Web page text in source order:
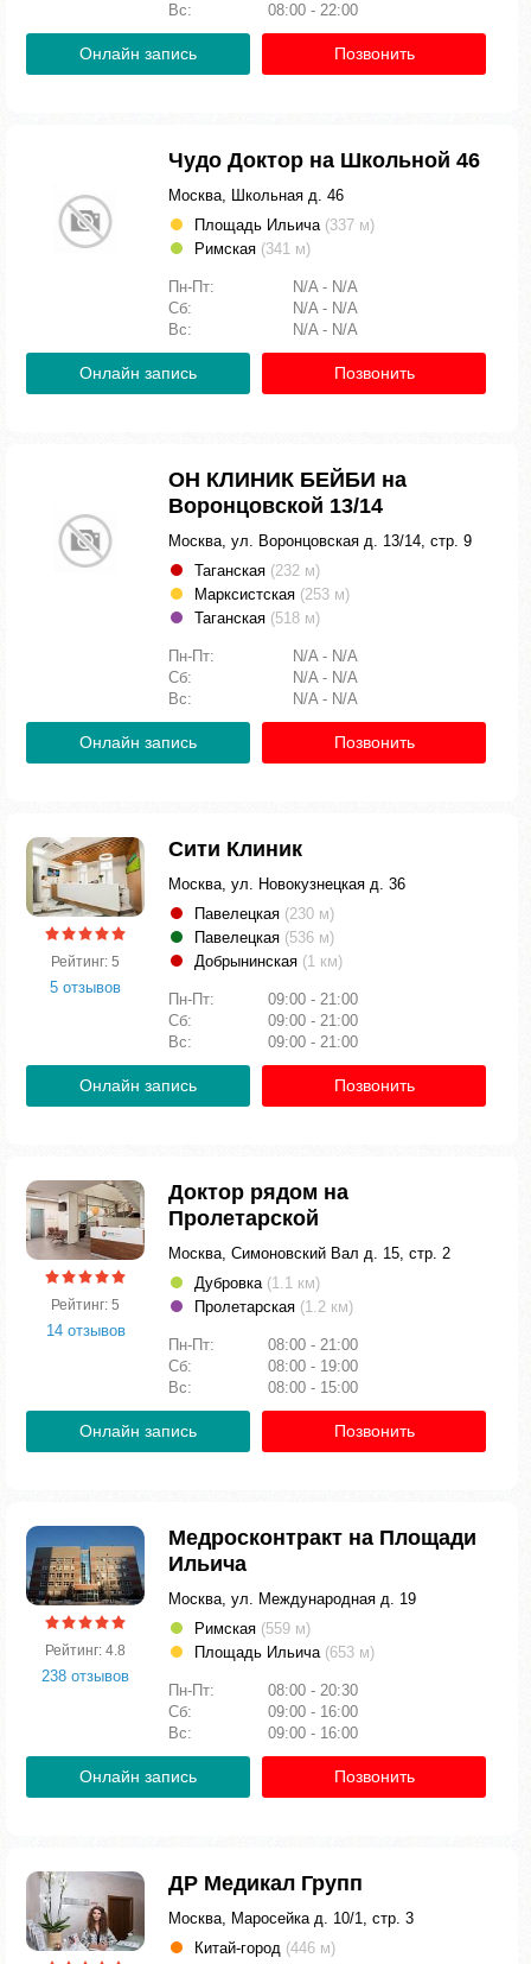
Вс:
08:00 - 22:00
Онлайн запись Позвонить
Чудо Доктор на Школьной 46
Москва, Школьная д. 46
Площадь Ильича (337 м)
Римская (341 м)
Пн-Пт:
N/A - N/A
Сб:
N/A - N/A
Вс:
N/A - N/A
Онлайн запись Позвонить
ОН КЛИНИК БЕЙБИ на
Воронцовской 13/14
Москва, ул. Воронцовская д. 13/14, стр. 9
Таганская (232 м)
Марксистская (253 м)
Таганская (518 м)
Пн-Пт:
N/A - N/A
Сб:
N/A - N/A
Вс:
N/A - N/A
Онлайн запись Позвонить
Рейтинг: 5
5 отзывов
Сити Клиник
Москва, ул. Новокузнецкая д. 36
Павелецкая (230 м)
Павелецкая (536 м)
Добрынинская (1 км)
Пн-Пт:
09:00 - 21:00
Сб:
09:00 - 21:00
Вс:
09:00 - 21:00
Онлайн запись Позвонить
Рейтинг: 5
14 отзывов
Доктор рядом на
Пролетарской
Москва, Симоновский Вал д. 15, стр. 2
Дубровка (1.1 км)
Пролетарская (1.2 км)
Пн-Пт:
08:00 - 21:00
Сб:
08:00 - 19:00
Вс:
08:00 - 15:00
Онлайн запись Позвонить
Рейтинг: 4.8
238 отзывов
Медросконтракт на Площади
Ильича
Москва, ул. Международная д. 19
Римская (559 м)
Площадь Ильича (653 м)
Пн-Пт:
08:00 - 20:30
Сб:
09:00 - 16:00
Вс:
09:00 - 16:00
Онлайн запись Позвонить
ДР Медикал Групп
Москва, Маросейка д. 10/1, стр. 3
Китай-город (446 м)